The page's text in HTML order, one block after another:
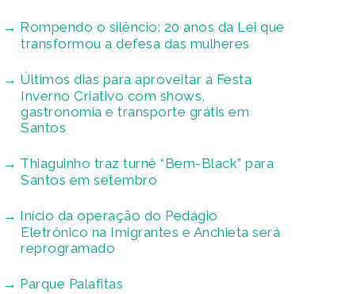
Rompendo o silêncio: 20 anos da Lei que
transformou a defesa das mulheres
Últimos dias para aproveitar a Festa
Inverno Criativo com shows,
gastronomia e transporte grátis em
Santos
Thiaguinho traz turnê “Bem-Black” para
Santos em setembro
Início da operação do Pedágio
Eletrônico na Imigrantes e Anchieta será
reprogramado
Parque Palafitas